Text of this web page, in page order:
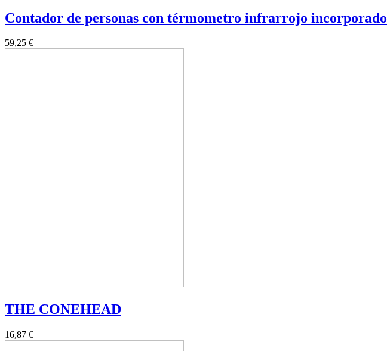
Contador de personas con térmometro infrarrojo incorporado
59,25 €
THE CONEHEAD
16,87 €